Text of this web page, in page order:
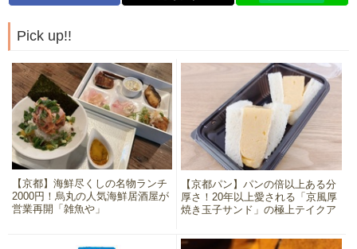
Pick up!!
【京都】海鮮尽くしの名物ランチ
2000円！烏丸の人気海鮮居酒屋が
営業再開「雑魚や」
【京都パン】パンの倍以上ある分
厚さ！20年以上愛される「京風厚
焼き玉子サンド」の極上テイクア